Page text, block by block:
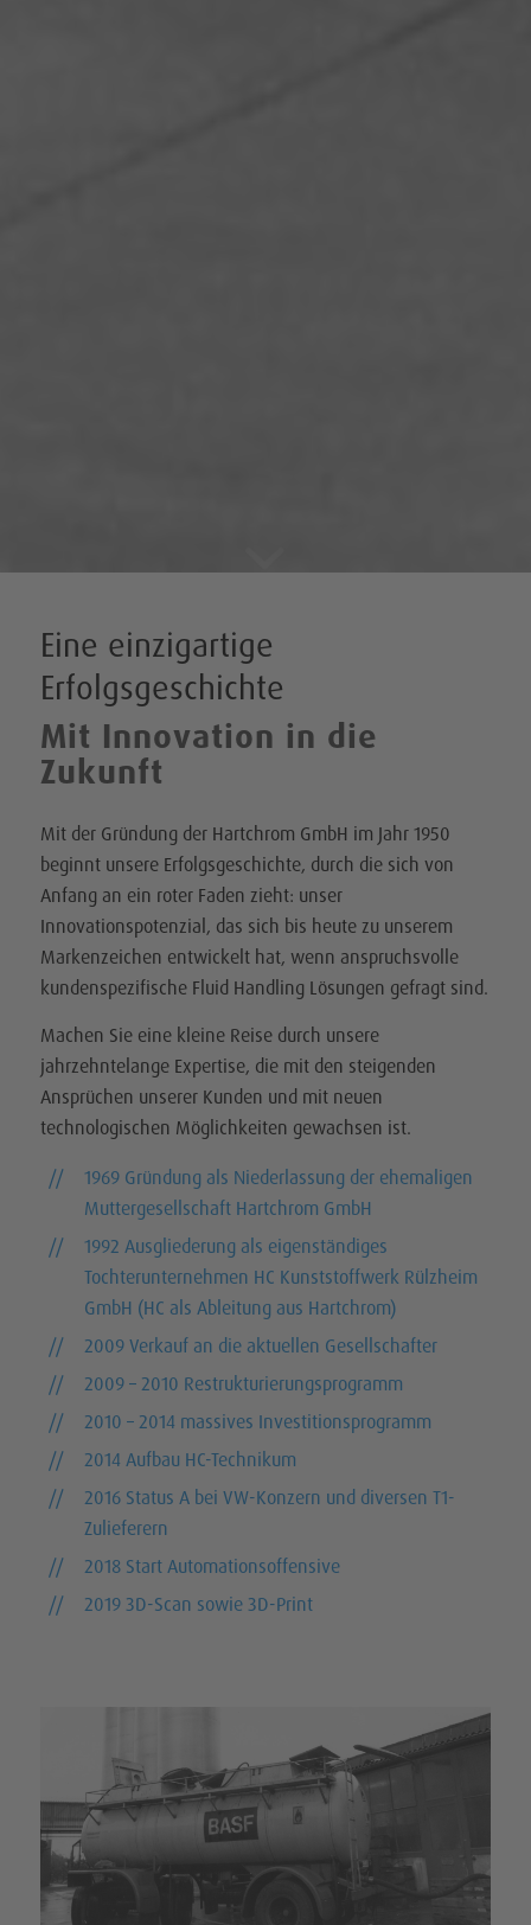
Eine einzigartige
Erfolgsgeschichte
Mit Innovation in die
Zukunft
Mit der Gründung der Hartchrom GmbH im Jahr 1950
beginnt unsere Erfolgsgeschichte, durch die sich von
Anfang an ein roter Faden zieht: unser
Innovationspotenzial, das sich bis heute zu unserem
Markenzeichen entwickelt hat, wenn anspruchsvolle
kundenspezifische Fluid Handling Lösungen gefragt sind.
Machen Sie eine kleine Reise durch unsere
jahrzehntelange Expertise, die mit den steigenden
Ansprüchen unserer Kunden und mit neuen
technologischen Möglichkeiten gewachsen ist.
1969 Gründung als Niederlassung der ehemaligen
Muttergesellschaft Hartchrom GmbH
1992 Ausgliederung als eigenständiges
Tochterunternehmen HC Kunststoffwerk Rülzheim
GmbH (HC als Ableitung aus Hartchrom)
2009 Verkauf an die aktuellen Gesellschafter
2009 – 2010 Restrukturierungsprogramm
2010 – 2014 massives Investitionsprogramm
2014 Aufbau HC-Technikum
2016 Status A bei VW-Konzern und diversen T1-
Zulieferern
2018 Start Automationsoffensive
2019 3D-Scan sowie 3D-Print